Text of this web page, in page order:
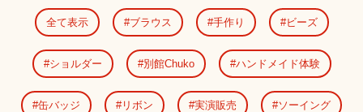
全て表示 ブラウス 手作り ビーズ
ショルダー 別館Chuko ハンドメイド体験
缶バッジ リボン 実演販売 ソーイング